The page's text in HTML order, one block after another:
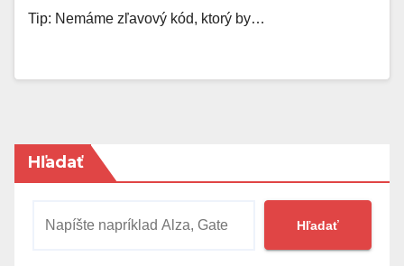
Tip: Nemáme zľavový kód, ktorý by…
Hľadať
Hľadať